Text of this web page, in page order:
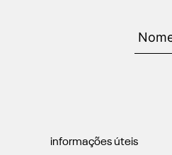
informações úteis